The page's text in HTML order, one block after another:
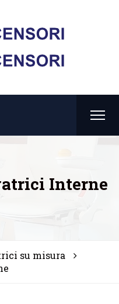
Interne
su misura